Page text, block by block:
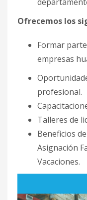
Ofrecemos los
Formar
empresas
profesional.
Talleres de
Beneficios
Asignación
Vacaciones.